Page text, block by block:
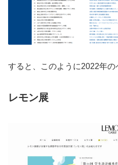
すると、このように2022年の
レモン展